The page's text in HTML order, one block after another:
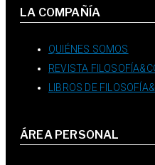
LA COMPAÑÍA
QUIÉNES SOMOS
REVISTA
LIBROS DE
ÁREA PERSONAL